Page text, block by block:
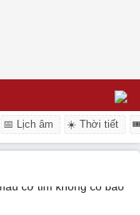
📅 Lịch âm ☀️ Thời tiết